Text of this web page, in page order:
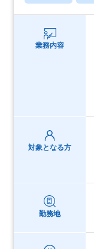
業務内容
対象となる方
勤務地